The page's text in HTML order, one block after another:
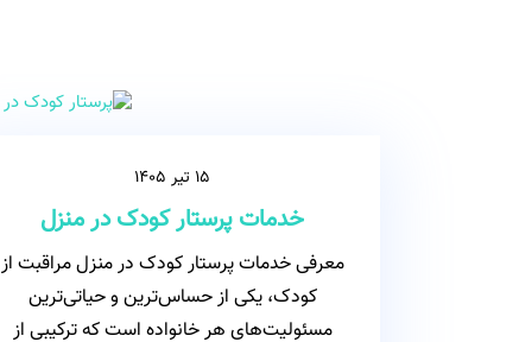
15 تیر 1405
خدمات پرستار کودک در منزل
معرفی خدمات پرستار کودک در منزل مراقبت از
کودک، یکی از حساس‌ترین و حیاتی‌ترین
مسئولیت‌های هر خانواده است که ترکیبی از